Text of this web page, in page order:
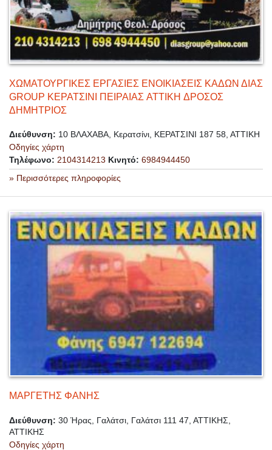
ΧΩΜΑΤΟΥΡΓΙΚΕΣ ΕΡΓΑΣΙΕΣ ΕΝΟΙΚΙΑΣΕΙΣ ΚΑΔΩΝ ΔΙΑΣ
GROUP ΚΕΡΑΤΣΙΝΙ ΠΕΙΡΑΙΑΣ ATTIKH ΔΡΟΣΟΣ
ΔΗΜΗΤΡΙΟΣ
Διεύθυνση: 10 ΒΛΑΧΑΒΑ, Κερατσίνι, ΚΕΡΑΤΣΙΝΙ 187 58, ΑΤΤΙΚΗ
Οδηγίες χάρτη
Τηλέφωνο: 2104314213 Κινητό: 6984944450
» Περισσότερες πληροφορίες
ΜΑΡΓΕΤΗΣ ΦΑΝΗΣ
Διεύθυνση: 30 Ήρας, Γαλάτσι, Γαλάτσι 111 47, ΑΤΤΙΚΗΣ,
ΑΤΤΙΚΗΣ
Οδηγίες χάρτη